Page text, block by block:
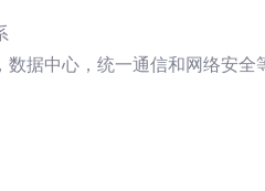
据中心，统一通信和网络安全